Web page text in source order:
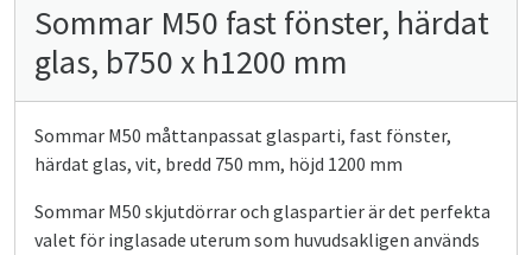
Sommar M50 fast fönster, härdat
glas, b750 x h1200 mm
Sommar M50 måttanpassat glasparti, fast fönster,
härdat glas, vit, bredd 750 mm, höjd 1200 mm
Sommar M50 skjutdörrar och glaspartier är det perfekta
valet för inglasade uterum som huvudsakligen används